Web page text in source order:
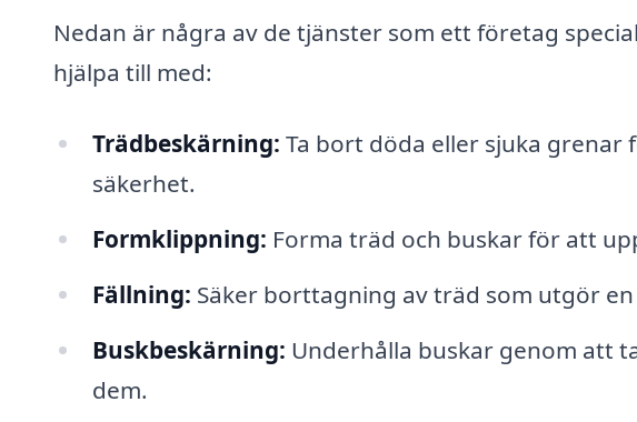
Nedan är några av de tjänster som ett företag
hjälpa till med:
Trädbeskärning: Ta bort döda eller sjuka
säkerhet.
Formklippning: Forma träd och buskar för att
Fällning: Säker borttagning av träd som utgör
Buskbeskärning: Underhålla buskar genom att
dem.